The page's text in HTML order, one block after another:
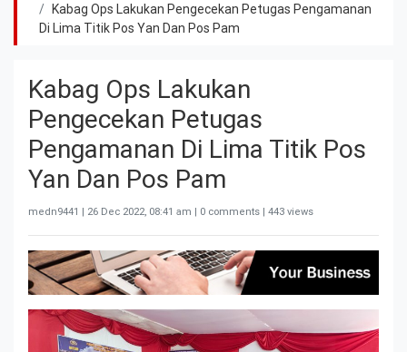
Kabag Ops Lakukan Pengecekan Petugas Pengamanan
Di Lima Titik Pos Yan Dan Pos Pam
Kabag Ops Lakukan
Pengecekan Petugas
Pengamanan Di Lima Titik Pos
Yan Dan Pos Pam
medn9441 | 26 Dec 2022, 08:41 am | 0 comments | 443 views